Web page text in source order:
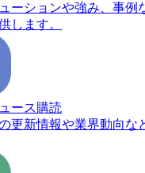
ーションや強み、事例
します。
ース購読
更新情報や業界動向な